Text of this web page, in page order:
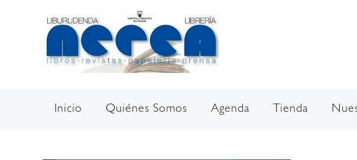
Inicio Quiénes Somos Agenda Tienda